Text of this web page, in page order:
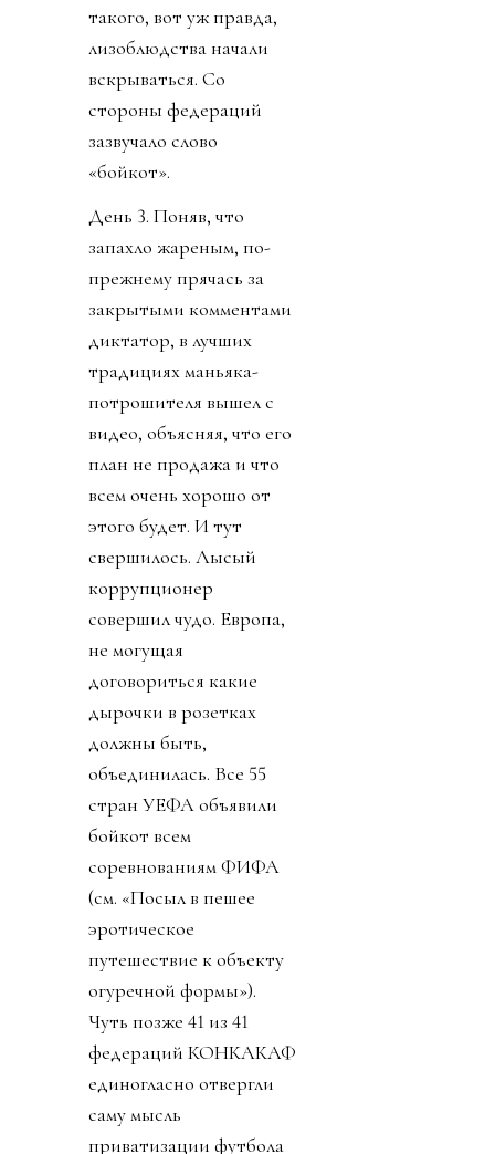
такого, вот уж правда,
лизоблюдства начали
вскрываться. Со
стороны федераций
зазвучало слово
«бойкот».
День 3. Поняв, что
запахло жареным, по-
прежнему прячась за
закрытыми комментами
диктатор, в лучших
традициях маньяка-
потрошителя вышел с
видео, объясняя, что его
план не продажа и что
всем очень хорошо от
этого будет. И тут
свершилось. Лысый
коррупционер
совершил чудо. Европа,
не могущая
договориться какие
дырочки в розетках
должны быть,
объединилась. Все 55
стран УЕФА объявили
бойкот всем
соревнованиям ФИФА
(см. «Посыл в пешее
эротическое
путешествие к объекту
огуречной формы»).
Чуть позже 41 из 41
федераций КОНКАКАФ
единогласно отвергли
саму мысль
приватизации футбола